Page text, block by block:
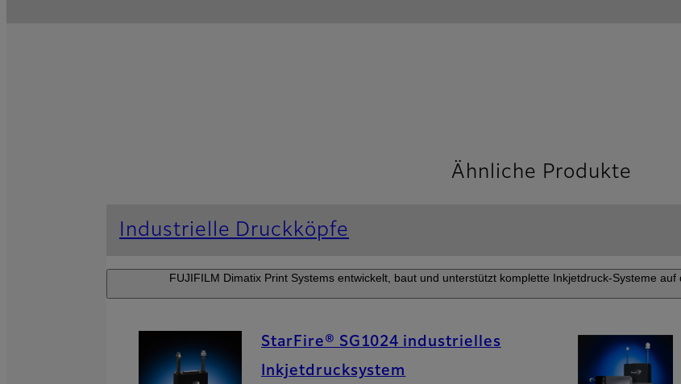
Ähnliche Produkte
Industrielle Druckköpfe
FUJIFILM Dimatix Print Systems entwickelt, baut und unterstützt komplette Inkjetdruck-Systeme
StarFire® SG1024 industrielles
Inkjetdrucksystem